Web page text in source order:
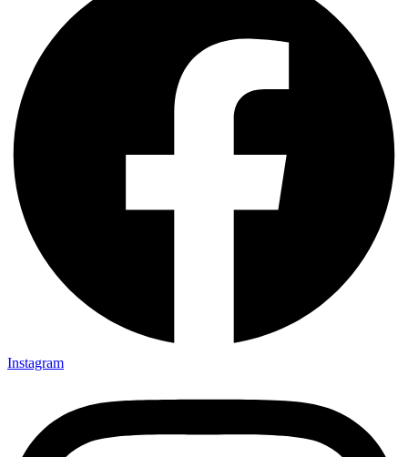
Instagram